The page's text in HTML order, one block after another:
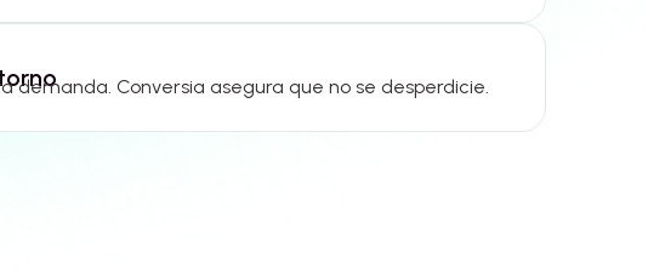
demanda. Conversia asegura que no se desperdicie.